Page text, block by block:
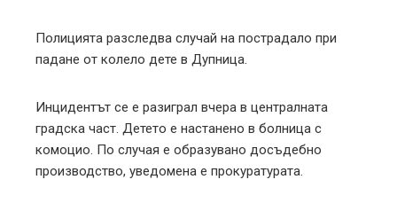
Полицията разследва случай на пострадало при
падане от колело дете в Дупница.
Инцидентът се е разиграл вчера в централната
градска част. Детето е настанено в болница с
комоцио. По случая е образувано досъдебно
производство, уведомена е прокуратурата.